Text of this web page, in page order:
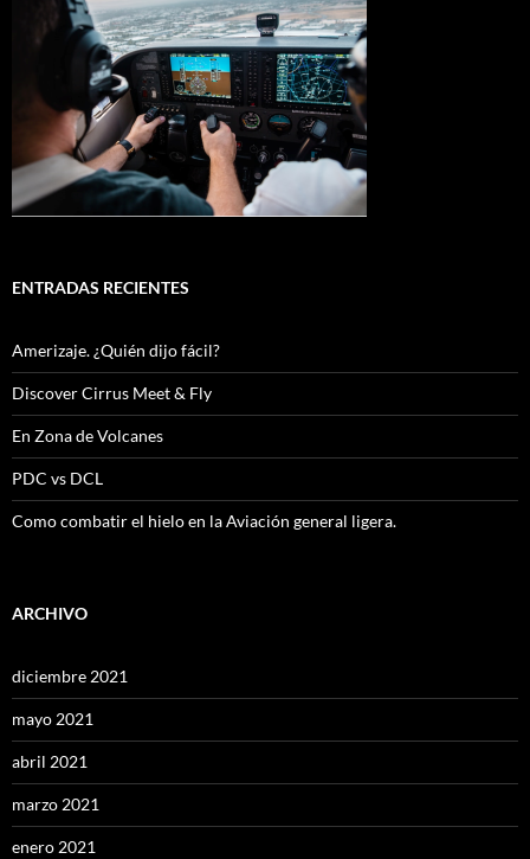
ENTRADAS RECIENTES
Amerizaje. ¿Quién dijo fácil?
Discover Cirrus Meet & Fly
En Zona de Volcanes
PDC vs DCL
Como combatir el hielo en la Aviación general ligera.
ARCHIVO
diciembre 2021
mayo 2021
abril 2021
marzo 2021
enero 2021